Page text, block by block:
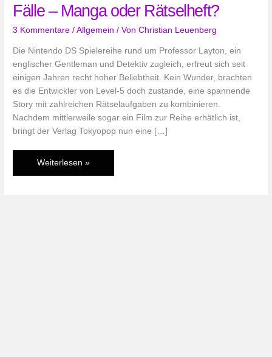
Fälle – Manga oder Rätselheft?
3 Kommentare /Allgemein / VonChristian Leuenberg
Die Nintendo DS Spielereihe rund um Professor Layton, ein
englischer Gentleman und Detektiv zugleich, erfreut sich seit
einigen Jahren recht hoher Beliebtheit. Kein Wunder, brachten
es die Entwickler von Level-5 doch zustande, eine spannende
Story mit zahlreichen Rätselaufgaben zu kombinieren.
Nachdem mittlerweile sogar ein Film zur Reihe erhätlich ist,
bringt der Verlag Tokyopop nun eine […]
Professor
Layton
Weiterlesen »